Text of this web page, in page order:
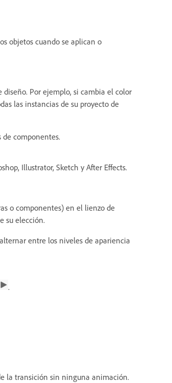
objetos cuando se aplican o
Por ejemplo, si cambia el color
las instancias de su proyecto de
componentes.
Illustrator, Sketch y After Effects.
o componentes) en el lienzo de
su elección.
entre los niveles de apariencia
.
la transición sin ninguna animación.